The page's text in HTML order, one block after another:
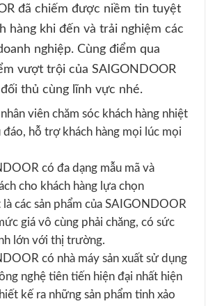
đã chiếm được niềm tin tuyệt
hàng khi đến và trải nghiệm các
nghiệp. Cùng điểm qua
vượt trội của SAIGONDOOR
thủ cùng lĩnh vực nhé.
viên chăm sóc khách hàng nhiệt
đáo, hỗ trợ khách hàng mọi lúc mọi
có đa dạng mẫu mã và
cho khách hàng lựa chọn
các sản phẩm của SAIGONDOOR
giá vô cùng phải chăng, có sức
lớn với thị trường.
có nhà máy sản xuất sử dụng
nghệ tiên tiến hiện đại nhất hiện
kế ra những sản phẩm tinh xảo